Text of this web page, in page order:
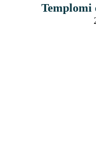
Templomi